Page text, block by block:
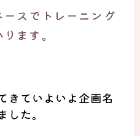
スでトレーニング
ます。
きていよいよ企画名
した。